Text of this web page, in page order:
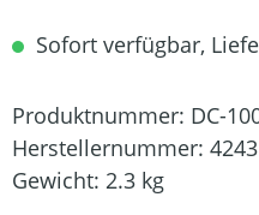
Sofort verfügbar,
Produktnummer: DC-
Herstellernummer:
Gewicht: 2.3 kg